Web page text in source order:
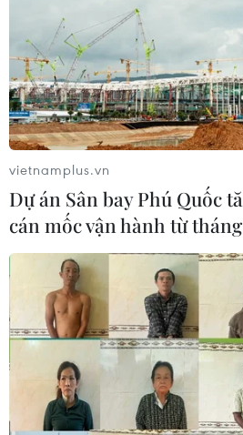
vietnamplus.vn
Dự án Sân bay Phú Quốc
cán mốc vận hành từ